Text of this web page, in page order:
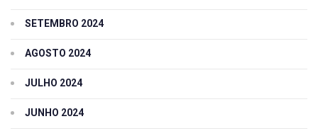
SETEMBRO 2024
AGOSTO 2024
JULHO 2024
JUNHO 2024